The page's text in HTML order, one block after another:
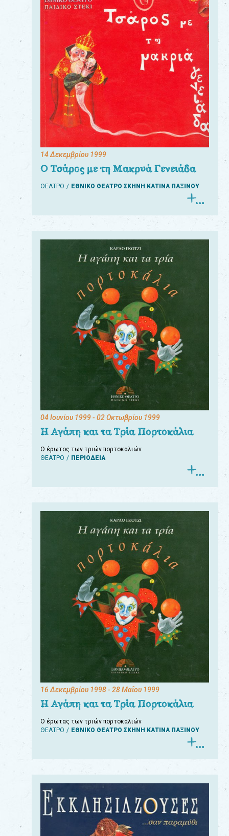
14 Δεκεμβρίου 1999
Ο Τσάρος με τη Μακρυά Γενειάδα
ΘΕΑΤΡΟ ΕΘΝΙΚΟ ΘΕΑΤΡΟ ΣΚΗΝΗ ΚΑΤΙΝΑ ΠΑΞΙΝΟΥ
04 Ιουνίου 1999- 02 Οκτωβρίου 1999
Η Αγάπη και τα Τρία Πορτοκάλια
Ο έρωτος των τριών πορτοκαλιών
ΘΕΑΤΡΟ
ΠΕΡΙΟΔΕΙΑ
16 Δεκεμβρίου 1998- 28 Μαΐου 1999
Η Αγάπη και τα Τρία Πορτοκάλια
Ο έρωτας των τριών πορτοκαλιών
ΘΕΑΤΡΟ
ΕΘΝΙΚΟ ΘΕΑΤΡΟ ΣΚΗΝΗ ΚΑΤΙΝΑ ΠΑΞΙΝΟΥ